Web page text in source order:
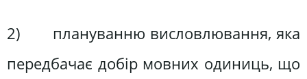
2) плануванню висловлювання, яка
передбачає добір мовних одиниць, що